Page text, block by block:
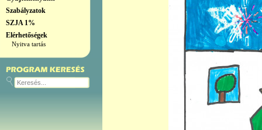
Szabályzatok
SZJA 1%
Elérhetőségek
Nyitva tartás